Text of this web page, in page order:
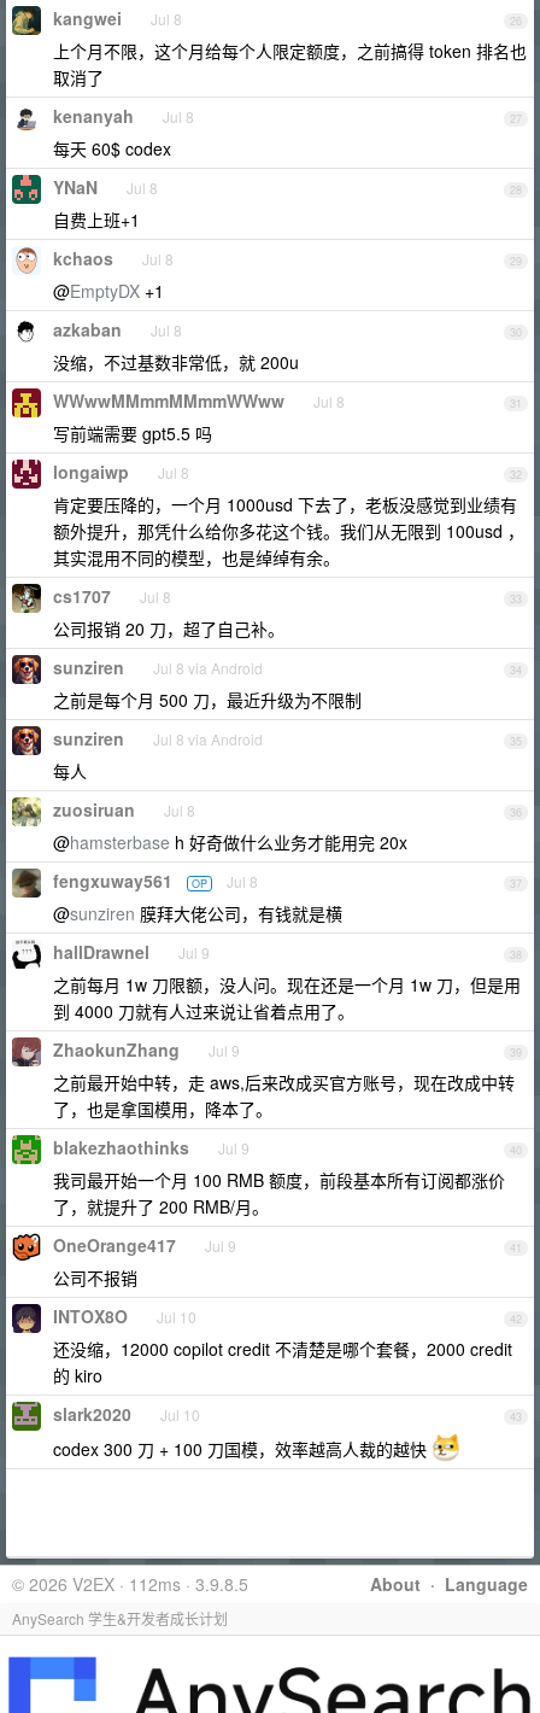
26
kangwei Jul 8
上个月不限，这个月给每个人限定额度，之前搞得 token 排名也
取消了
27
kenanyah Jul 8
每天 60$ codex
28
YNaN Jul 8
自费上班+1
29
kchaos Jul 8
@EmptyDX +1
30
azkaban Jul 8
没缩，不过基数非常低，就 200u
31
WWwwMMmmMMmmWWww Jul 8
写前端需要 gpt5.5 吗
32
longaiwp Jul 8
肯定要压降的，一个月 1000usd 下去了，老板没感觉到业绩有
额外提升，那凭什么给你多花这个钱。我们从无限到 100usd ，
其实混用不同的模型，也是绰绰有余。
33
cs1707 Jul 8
公司报销 20 刀，超了自己补。
34
sunziren Jul 8 via Android
之前是每个月 500 刀，最近升级为不限制
35
sunziren Jul 8 via Android
每人
36
zuosiruan Jul 8
@hamsterbase h 好奇做什么业务才能用完 20x
37
fengxuway561 OP Jul 8
@sunziren 膜拜大佬公司，有钱就是横
38
hallDrawnel Jul 9
之前每月 1w 刀限额，没人问。现在还是一个月 1w 刀，但是用
到 4000 刀就有人过来说让省着点用了。
39
ZhaokunZhang Jul 9
之前最开始中转，走 aws,后来改成买官方账号，现在改成中转
了，也是拿国模用，降本了。
40
blakezhaothinks Jul 9
我司最开始一个月 100 RMB 额度，前段基本所有订阅都涨价
了，就提升了 200 RMB/月。
41
OneOrange417 Jul 9
公司不报销
42
INTOX8O Jul 10
还没缩，12000 copilot credit 不清楚是哪个套餐，2000 credit
的 kiro
43
slark2020 Jul 10
codex 300 刀 + 100 刀国模，效率越高人裁的越快
About · Language
© 2026 V2EX · 112ms · 3.9.8.5
AnySearch 学生&开发者成长计划